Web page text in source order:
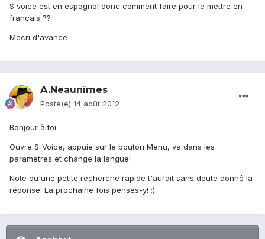
S voice est en espagnol donc comment faire pour le mettre en
français ??
Mecri d'avance
A.Neaunîmes
Posté(e) 14 août 2012
Bonjour à toi
Ouvre S-Voice, appuie sur le bouton Menu, va dans les
paramètres et change la langue!
Note qu'une petite recherche rapide t'aurait sans doute donné la
réponse. La prochaine fois penses-y! ;)